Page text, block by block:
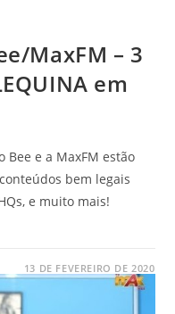
MaxFM – 3
em
Bee e a MaxFM estão
bem legais
e muito mais!
13 DE FEVEREIRO DE 2020